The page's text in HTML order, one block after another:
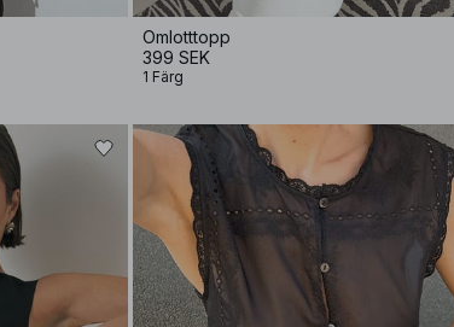
Omlotttopp
399 SEK
1 Färg